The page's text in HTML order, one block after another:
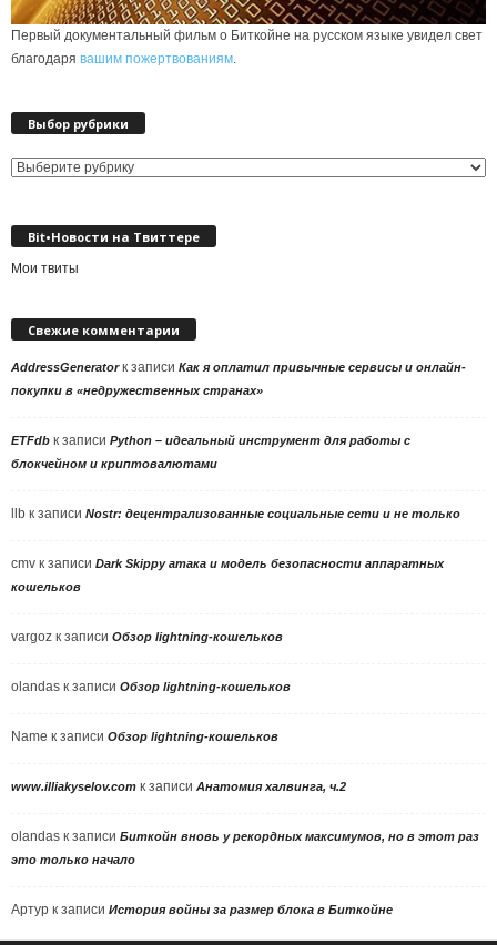
Первый документальный фильм о Биткойне на русском языке увидел свет
благодаря вашим пожертвованиям.
Выбор рубрики
Выбор
Bit•Новости на Твиттере
Мои твиты
Свежие комментарии
AddressGeneratorк записи Как я оплатил привычные сервисы и онлайн-
покупки в «недружественных странах»
ETFdb к записи Python – идеальный инструмент для работы с
блокчейном и криптовалютами
llb к записи Nostr: децентрализованные социальные сети и не только
cmv к записи Dark Skippy атака и модель безопасности аппаратных
кошельков
vargoz к записи Обзор lightning-кошельков
olandas к записи Обзор lightning-кошельков
Name к записи Обзор lightning-кошельков
www.illiakyselov.com к записи Анатомия халвинга, ч.2
olandas к записи Биткойн вновь у рекордных максимумов, но в этот раз
это только начало
Артур к записи История войны за размер блока в Биткойне